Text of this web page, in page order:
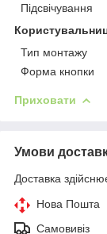
Підсвічування
Тип монтажу
Форма кнопки
Приховати
Умови
Доставка
Нова Пошта
Самовивіз